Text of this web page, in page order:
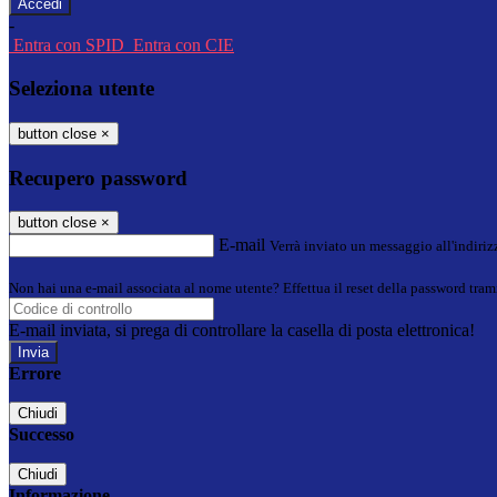
-
Entra con SPID Entra con CIE
Seleziona utente
button close ×
Recupero password
button close ×
E-mail Verrà inviato un messaggio
Non hai una e-mail associata al nome utente? Effettua il reset della password
E-mail inviata, si prega di controllare la casella di posta elettronica!
Errore
Chiudi
Successo
Chiudi